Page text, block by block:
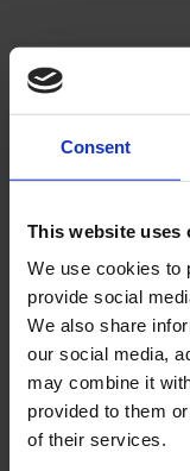
Consent
This website uses
We use cookies to
provide social
We also share
our social media,
may combine it
provided to them
of their services.
Backspegel
klämfäste
SRW001-06-
249KR
KÖP FLER SPARA MER